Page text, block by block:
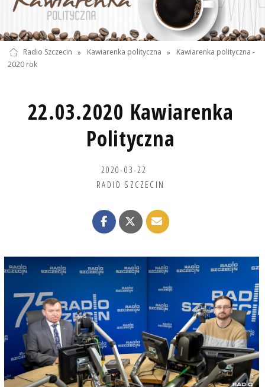
Radio Szczecin » Kawiarenka polityczna »
Kawiarenka polityczna -
2020 rok
22.03.2020 Kawiarenka
Polityczna
2020-03-22
RADIO SZCZECIN